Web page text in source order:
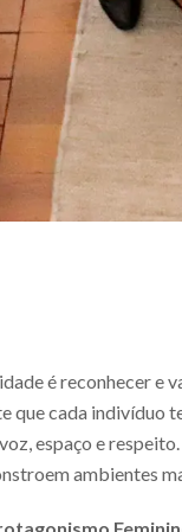
é reconhecer e
que cada indivíduo
espaço e
ambientes